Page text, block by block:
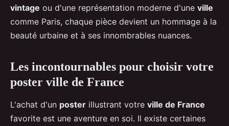
vintage ou d'une représentation moderne d'une ville
comme Paris, chaque pièce devient un hommage à la
beauté urbaine et à ses innombrables nuances.
Les incontournables pour choisir votre
poster ville de France
L'achat d'un poster illustrant votre ville de France
favorite est une aventure en soi. Il existe certaines